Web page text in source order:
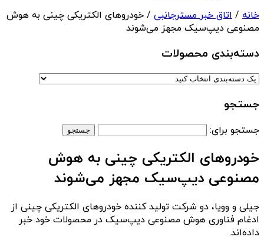
خانه / اتاق خبر مسترجانبی / خودروهای الکتریکی چینی به هوش
مصنوعی دیپ‌سیک مجهز می‌شوند
دسته‌بندی‌ محصولات
جستجو
جستجو برای:
خودروهای الکتریکی چینی به هوش
مصنوعی دیپ‌سیک مجهز می‌شوند
جیلی و وویا، دو شرکت تولید کننده خودروهای الکتریکی چینی از
ادغام فناوری هوش مصنوعی دیپ‌سیک در محصولات خود خبر
داده‌اند.